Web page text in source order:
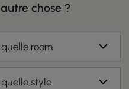
chose ?
room
style